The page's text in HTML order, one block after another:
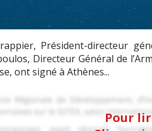
Président-directeur
Directeur Général de
ont signé à Athènes...
Pour